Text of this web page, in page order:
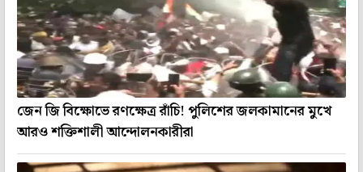
জেন জি বিক্ষোভে রণক্ষেত্র রাঁচি! পুলিশের জলকামানের মুখে
আরও শক্তিশালী আন্দোলনকারীরা